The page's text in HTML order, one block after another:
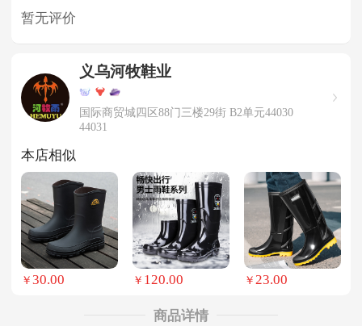
暂无评价
义乌河牧鞋业
国际商贸城四区88门三楼29街 B2单元44030
44031
本店相似
￥30.00 ￥ 120.00 ￥ 23.00
商品详情